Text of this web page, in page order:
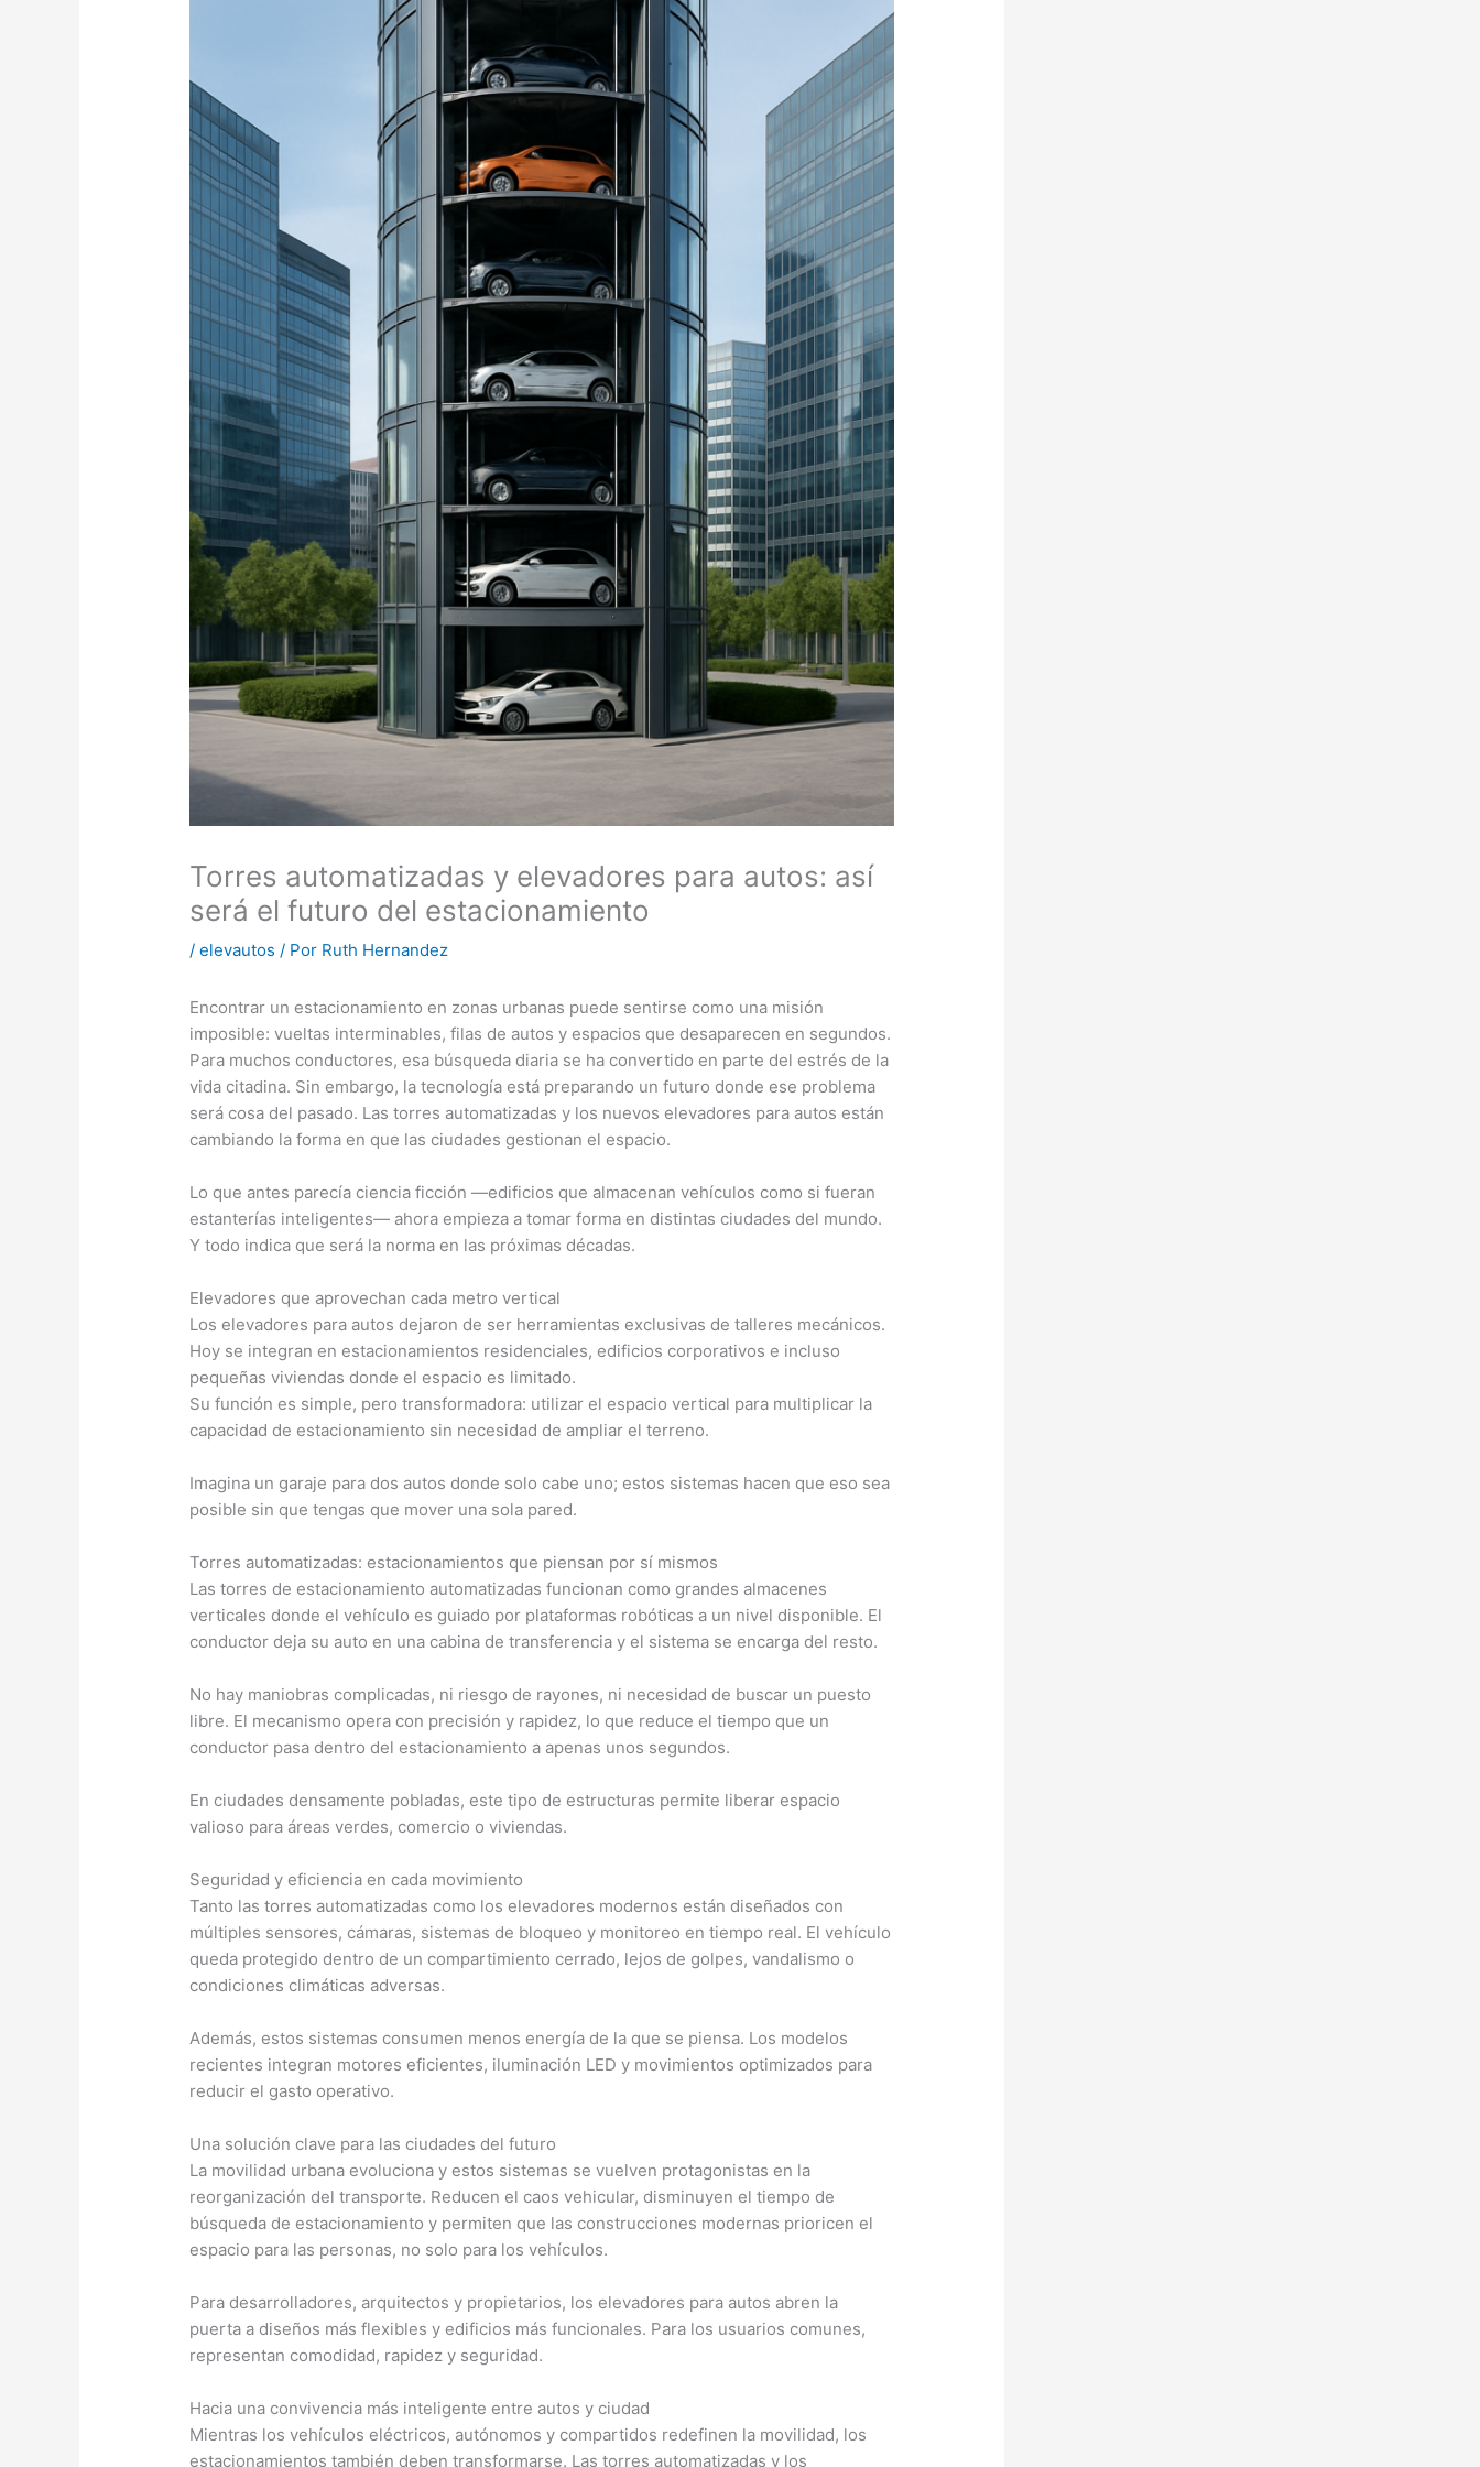
Torres automatizadas y elevadores para autos: así
será el futuro del estacionamiento
/elevautos / Por Ruth Hernandez
Encontrar un estacionamiento en zonas urbanas puede sentirse como una misión
imposible: vueltas interminables, filas de autos y espacios que desaparecen en segundos.
Para muchos conductores, esa búsqueda diaria se ha convertido en parte del estrés de la
vida citadina. Sin embargo, la tecnología está preparando un futuro donde ese problema
será cosa del pasado. Las torres automatizadas y los nuevos elevadores para autos están
cambiando la forma en que las ciudades gestionan el espacio.
Lo que antes parecía ciencia ficción —edificios que almacenan vehículos como si fueran
estanterías inteligentes— ahora empieza a tomar forma en distintas ciudades del mundo.
Y todo indica que será la norma en las próximas décadas.
Elevadores que aprovechan cada metro vertical
Los elevadores para autos dejaron de ser herramientas exclusivas de talleres mecánicos.
Hoy se integran en estacionamientos residenciales, edificios corporativos e incluso
pequeñas viviendas donde el espacio es limitado.
Su función es simple, pero transformadora: utilizar el espacio vertical para multiplicar la
capacidad de estacionamiento sin necesidad de ampliar el terreno.
Imagina un garaje para dos autos donde solo cabe uno; estos sistemas hacen que eso sea
posible sin que tengas que mover una sola pared.
Torres automatizadas: estacionamientos que piensan por sí mismos
Las torres de estacionamiento automatizadas funcionan como grandes almacenes
verticales donde el vehículo es guiado por plataformas robóticas a un nivel disponible. El
conductor deja su auto en una cabina de transferencia y el sistema se encarga del resto.
No hay maniobras complicadas, ni riesgo de rayones, ni necesidad de buscar un puesto
libre. El mecanismo opera con precisión y rapidez, lo que reduce el tiempo que un
conductor pasa dentro del estacionamiento a apenas unos segundos.
En ciudades densamente pobladas, este tipo de estructuras permite liberar espacio
valioso para áreas verdes, comercio o viviendas.
Seguridad y eficiencia en cada movimiento
Tanto las torres automatizadas como los elevadores modernos están diseñados con
múltiples sensores, cámaras, sistemas de bloqueo y monitoreo en tiempo real. El vehículo
queda protegido dentro de un compartimiento cerrado, lejos de golpes, vandalismo o
condiciones climáticas adversas.
Además, estos sistemas consumen menos energía de la que se piensa. Los modelos
recientes integran motores eficientes, iluminación LED y movimientos optimizados para
reducir el gasto operativo.
Una solución clave para las ciudades del futuro
La movilidad urbana evoluciona y estos sistemas se vuelven protagonistas en la
reorganización del transporte. Reducen el caos vehicular, disminuyen el tiempo de
búsqueda de estacionamiento y permiten que las construcciones modernas prioricen el
espacio para las personas, no solo para los vehículos.
Para desarrolladores, arquitectos y propietarios, los elevadores para autos abren la
puerta a diseños más flexibles y edificios más funcionales. Para los usuarios comunes,
representan comodidad, rapidez y seguridad.
Hacia una convivencia más inteligente entre autos y ciudad
Mientras los vehículos eléctricos, autónomos y compartidos redefinen la movilidad, los
estacionamientos también deben transformarse. Las torres automatizadas y los